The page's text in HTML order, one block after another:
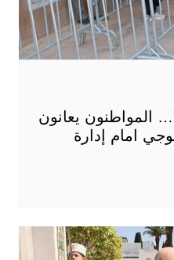
المواطنون يعانون
امام إدارة